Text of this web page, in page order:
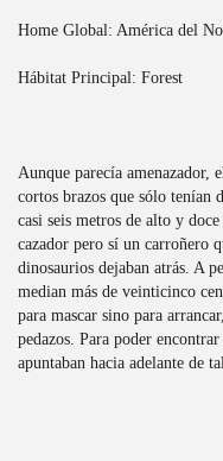
Home Global: América del
Hábitat Principal: Forest
Aunque parecía amenazador,
cortos brazos que sólo tenían
casi seis metros de alto y
cazador pero sí un carroñero
dinosaurios dejaban atrás. A
median más de veinticinco
para mascar sino para
pedazos. Para poder
apuntaban hacia adelante de